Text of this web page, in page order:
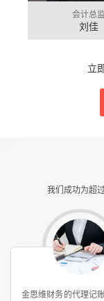
会计总
刘佳
立
我们成功为超
金思维财务的代理记